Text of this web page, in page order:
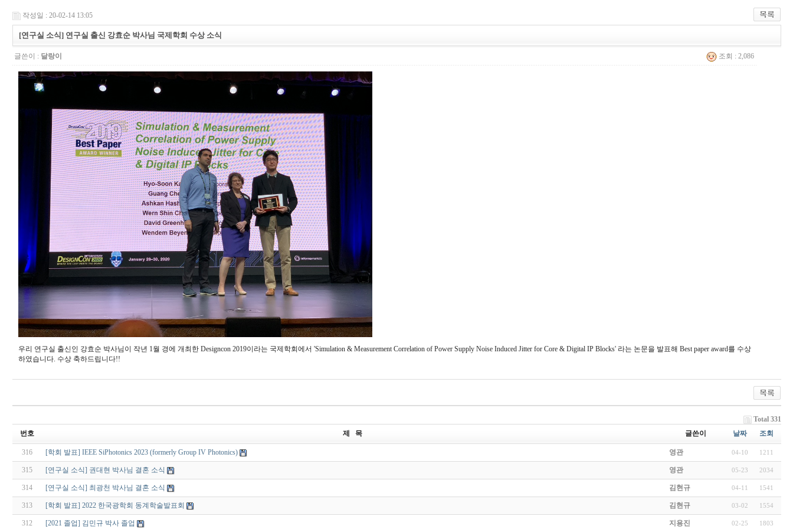
작성일 : 20-02-14 13:05
[연구실 소식] 연구실 출신 강효순 박사님 국제학회 수상 소식
글쓴이 : 달랑이 조회 : 2,086
우리 연구실 출신인 강효순 박사님이 작년 1월 경에 개최한 Designcon 2019이라는 국제학회에서 'Simulation & Measurement Correlation of Power Supply Noise Induced Jitter for Core & Digital IP Blocks' 라는 논문을 발표해 Best paper award를 수상
하였습니다. 수상 축하드립니다!!
Total 331
번호
제 목 글쓴이 날짜 조회
316 [학회 발표] IEEE SiPhotonics 2023 (formerly Group IV Photonics) 영관 04-10 1211
315 [연구실 소식] 권대현 박사님 결혼 소식 영관 05-23 2034
314 [연구실 소식] 최광천 박사님 결혼 소식 김현규 04-11 1541
313 [학회 발표] 2022 한국광학회 동계학술발표회 김현규 03-02 1554
312 [2021 졸업] 김민규 박사 졸업 지용진 02-25 1803